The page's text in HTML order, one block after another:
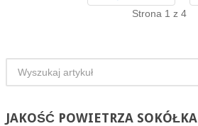
Strona 1 z 4
JAKOŚĆPOWIETRZA SOKÓŁKA